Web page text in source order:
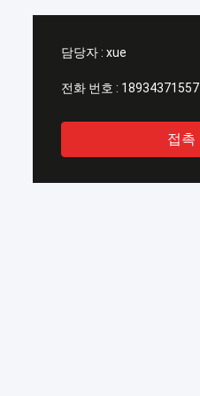
담당자 : xue
전화 번호 : 18934371557
접촉